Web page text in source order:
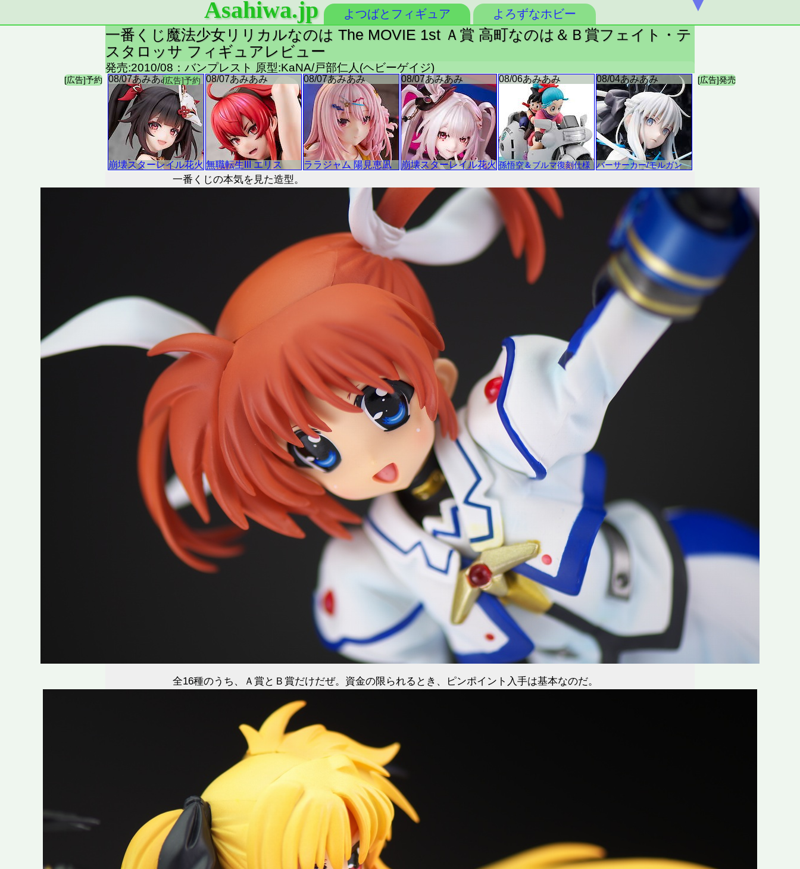
Asahiwa.jp よつばとフィギュア よろずなホビー
一番くじ魔法少女リリカルなのは The MOVIE 1st Ａ賞 高町なのは＆Ｂ賞フェイト・テ
スタロッサ フィギュアレビュー
発売:2010/08：バンプレスト 原型:KaNA/戸部仁人(ヘビーゲイジ)
一番くじの本気を見た造型。
全16種のうち、Ａ賞とＢ賞だけだぜ。資金の限られるとき、ピンポイント入手は基本なのだ。
▼